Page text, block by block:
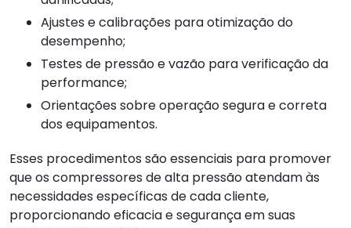
Ajustes e calibrações para otimização do
desempenho;
Testes de pressão e vazão para verificação da
performance;
Orientações sobre operação segura e correta
dos equipamentos.
Esses procedimentos são essenciais para promover
que os compressores de alta pressão atendam às
necessidades específicas de cada cliente,
proporcionando eficacia e segurança em suas